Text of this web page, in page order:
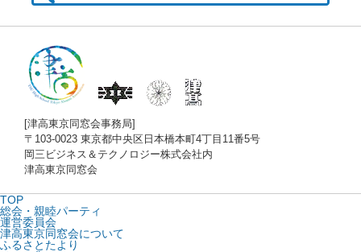
[津高東京同窓会事務局]
〒103-0023 東京都中央区日本橋本町4丁目11番5号
岡三ビジネス＆テクノロジー株式会社内
津高東京同窓会
TOP
総会・親睦パーティ
運営委員会
津高東京同窓会について
ふるさとたより